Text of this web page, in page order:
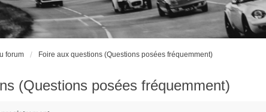
forum Foire aux questions (Questions posées fréquemment)
(Questions posées fréquemment)